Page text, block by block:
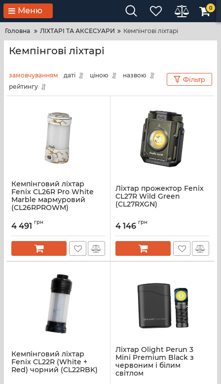
Меню 0
Головна ЛІХТАРІ ТА АКСЕСУАРИ Кемпінгові ліхтарі
Кемпінгові ліхтарі
замовчуванням даті ціною
назвою
рейтингу
Фільтр
Кемпінговий ліхтар
Fenix CL26R Pro White
Marble мармуровий
(CL26RPROWM)
4 491 грн
Ліхтар прожектор Fenix
CL27R Wild Green
(CL27RXGN)
4 146 грн
Кемпінговий ліхтар
Fenix CL22R (White +
Red) чорний (CL22RBK)
Ліхтар Olight Perun 3
Mini Premium Black з
червоним і білим
світлом